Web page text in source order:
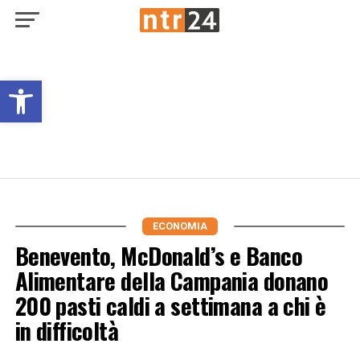
Open toolbar
ECONOMIA
Benevento, McDonald’s e Banco
Alimentare della Campania donano
200 pasti caldi a settimana a chi è
in difficoltà